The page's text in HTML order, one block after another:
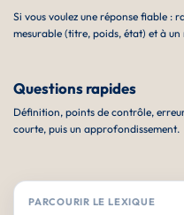
Si vous voulez une réponse fiable :
mesurable (titre, poids, état) et à
Questions rapides
Définition, points de contrôle,
courte, puis un approfondissement.
PARCOURIR LE LEXIQUE